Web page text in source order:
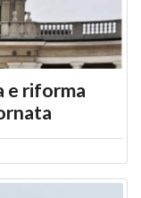
e riforma